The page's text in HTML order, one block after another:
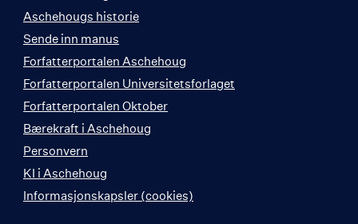
Aschehougs historie
Sende inn manus
Forfatterportalen Aschehoug
Forfatterportalen Universitetsforlaget
Forfatterportalen Oktober
Bærekraft i Aschehoug
Personvern
KI i Aschehoug
Informasjonskapsler (cookies)